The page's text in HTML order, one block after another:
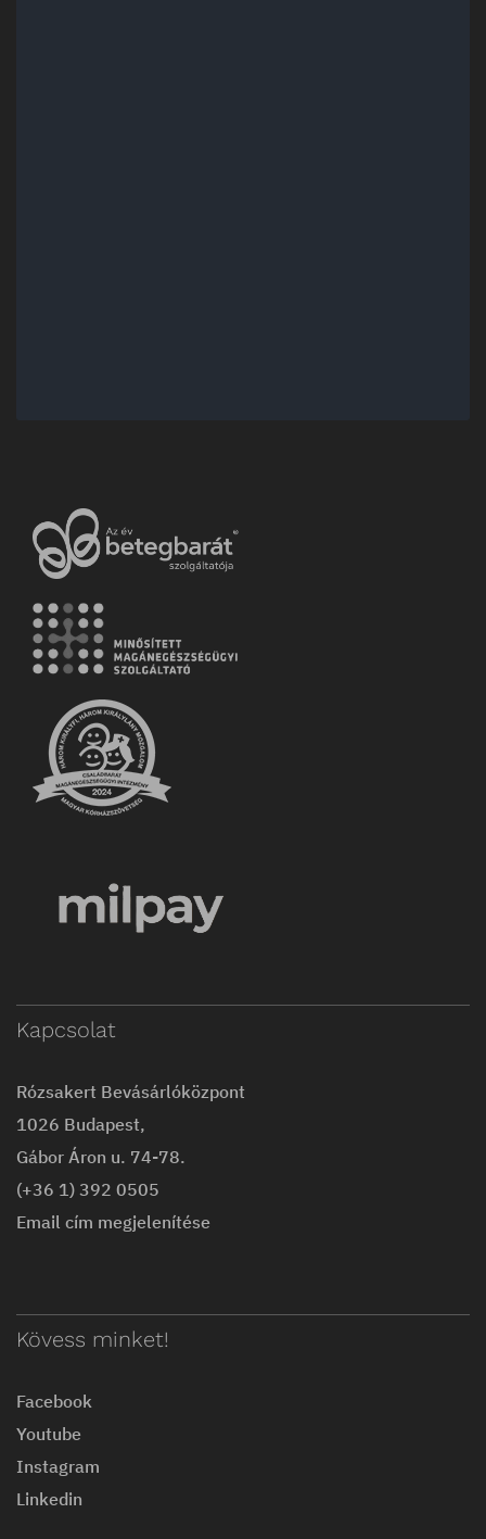
Kapcsolat
Rózsakert Bevásárlóközpont
1026 Budapest,
Gábor Áron u. 74-78.
(+36 1) 392 0505
Email cím megjelenítése
Kövess minket!
Facebook
Youtube
Instagram
Linkedin